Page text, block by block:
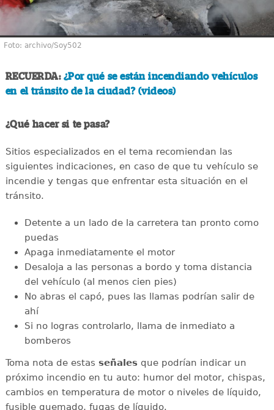
Foto: archivo/Soy502
RECUERDA: ¿Por qué se están incendiando vehículos
en el tránsito de la ciudad? (videos)
¿Qué hacer si te pasa?
Sitios especializados en el tema recomiendan las
siguientes indicaciones, en caso de que tu vehículo se
incendie y tengas que enfrentar esta situación en el
tránsito.
Detente a un lado de la carretera tan pronto como
puedas
Apaga inmediatamente el motor
Desaloja a las personas a bordo y toma distancia
del vehículo (al menos cien pies)
No abras el capó, pues las llamas podrían salir de
ahí
Si no logras controlarlo, llama de inmediato a
bomberos
Toma nota de estas señalesque podrían indicar un
próximo incendio en tu auto: humor del motor, chispas,
cambios en temperatura de motor o niveles de líquido,
fusible quemado, fugas de líquido.